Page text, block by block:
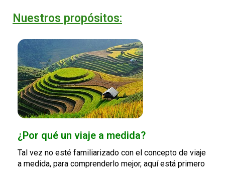
Nuestros propósitos:
¿Por qué un viaje a medida?
Tal vez no esté familiarizado con el concepto de viaje
a medida, para comprenderlo mejor, aquí está primero